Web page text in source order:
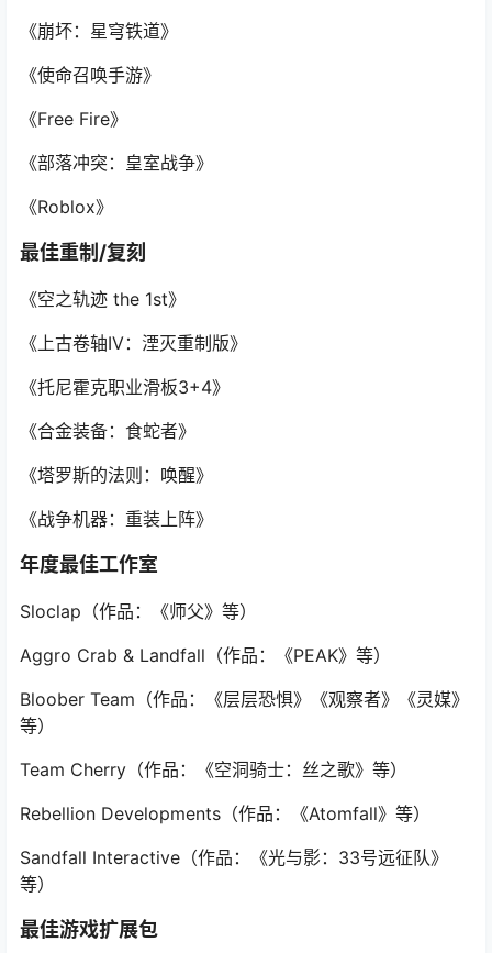
《崩坏：星穹铁道》
《使命召唤手游》
《Free Fire》
《部落冲突：皇室战争》
《Roblox》
最佳重制/复刻
《空之轨迹 the 1st》
《上古卷轴IV：湮灭重制版》
《托尼霍克职业滑板3+4》
《合金装备：食蛇者》
《塔罗斯的法则：唤醒》
《战争机器：重装上阵》
年度最佳工作室
Sloclap（作品：《师父》等）
Aggro Crab & Landfall（作品：《PEAK》等）
Bloober Team（作品：《层层恐惧》《观察者》《灵媒》
等）
Team Cherry（作品：《空洞骑士：丝之歌》等）
Rebellion Developments（作品：《Atomfall》等）
Sandfall Interactive（作品：《光与影：33号远征队》
等）
最佳游戏扩展包